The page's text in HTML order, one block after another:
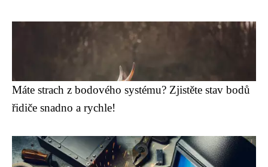
Máte strach z bodového systému? Zjistěte stav bodů
řidiče snadno a rychle!